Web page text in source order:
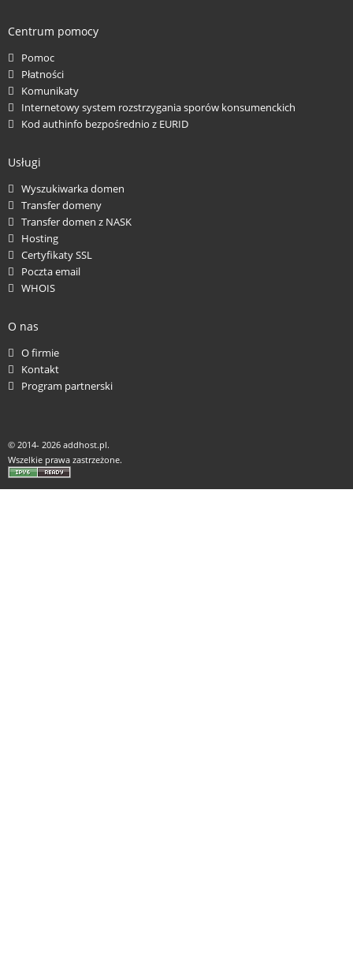
Centrum pomocy
Pomoc
Płatności
Komunikaty
Internetowy system rozstrzygania sporów konsumenckich
Kod authinfo bezpośrednio z EURID
Usługi
Wyszukiwarka domen
Transfer domeny
Transfer domen z NASK
Hosting
Certyfikaty SSL
Poczta email
WHOIS
O nas
O firmie
Kontakt
Program partnerski
© 2014- 2026 addhost.pl.
Wszelkie prawa zastrzeżone.